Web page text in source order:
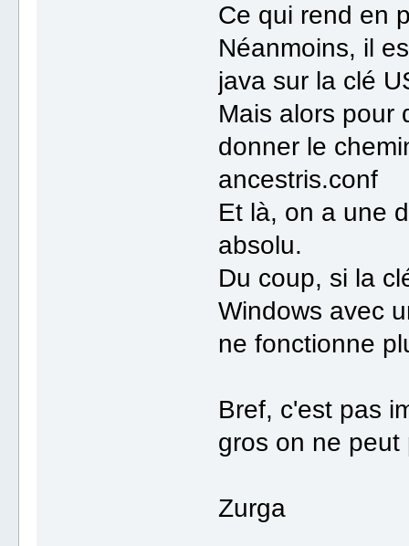
Ce qui rend en
Néanmoins, il
java sur la clé
Mais alors pour
donner le
ancestris.conf
Et là, on a une
absolu.
Du coup, si la
Windows avec
ne fonctionne
Bref, c'est pas
gros on ne peut
Zurga